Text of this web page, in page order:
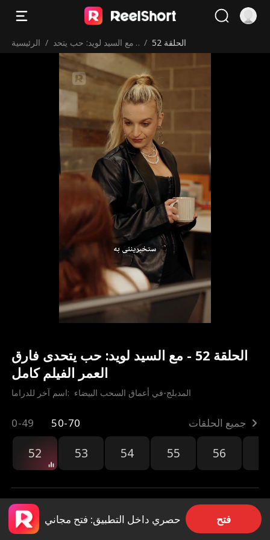
الرئيسية / مع السيد لويد: حب يتحد
ى فارق العمر
/ الحلقة 52
الحلقة 52 - مع السيد لويد: حب يتحدى فارق
العمر الفيلم كامل
اسم آخر للدراما: المدبلج-في أعماق السحب البيضاء
0-49 50-70 جميع الحلقات
52 53 54 55 56
5.1k مشاركة
حصري داخل التطبيق: فتح مجاني فتح